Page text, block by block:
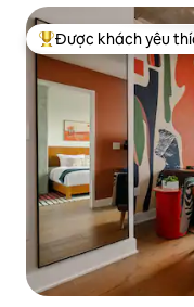
Được khách yêu
Được khách yêu